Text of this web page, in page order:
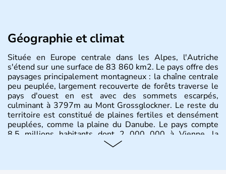
Géographie et climat
Située en Europe centrale dans les Alpes, l'Autriche
s'étend sur une surface de 83 860 km2. Le pays offre des
paysages principalement montagneux : la chaîne centrale
peu peuplée, largement recouverte de forêts traverse le
pays d'ouest en est avec des sommets escarpés,
culminant à 3797m au Mont Grossglockner. Le reste du
territoire est constitué de plaines fertiles et densément
peuplées, comme la plaine du Danube. Le pays compte
8.5 millions habitants dont 2 000 000 à Vienne, la